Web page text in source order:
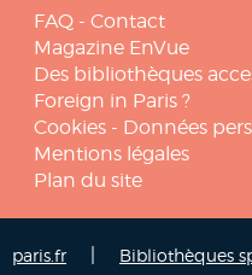
FAQ - Contact
Magazine EnVue
Des bibliothèques
Foreign in Paris ?
Cookies - Données
Mentions légales
Plan du site
paris.fr Bibliothèques